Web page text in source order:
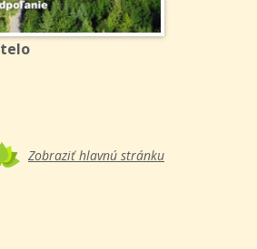
Zobraziť hlavnú stránku